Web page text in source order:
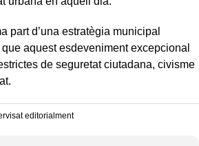
part d’una estratègia municipal
aquest esdeveniment excepcional
de seguretat ciutadana, civisme
editorialment